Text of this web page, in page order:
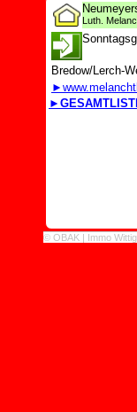
Luth.
Bredow/Lerch-
© OBAK | Immo